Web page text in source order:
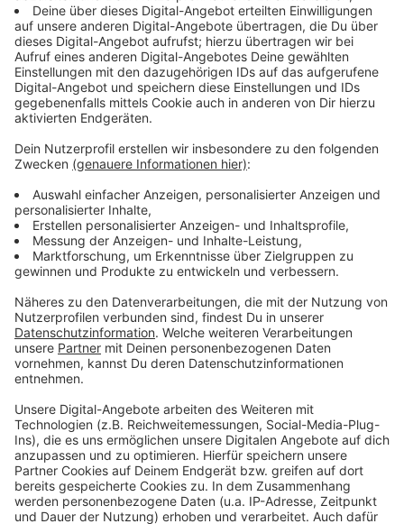
Anmeldungen sind beim Freiwilligen Zentrum LUPE
möglich .
Anzeige
Weitere Meldungen aus Leverkusen
Anzeige
Wagenengel gesucht: Helfer für Leverkusener
Karnevalszüge
Busfahrer am Leverkusener Chempark von Fahrgast
bedroht
Anzeige
Anzeige